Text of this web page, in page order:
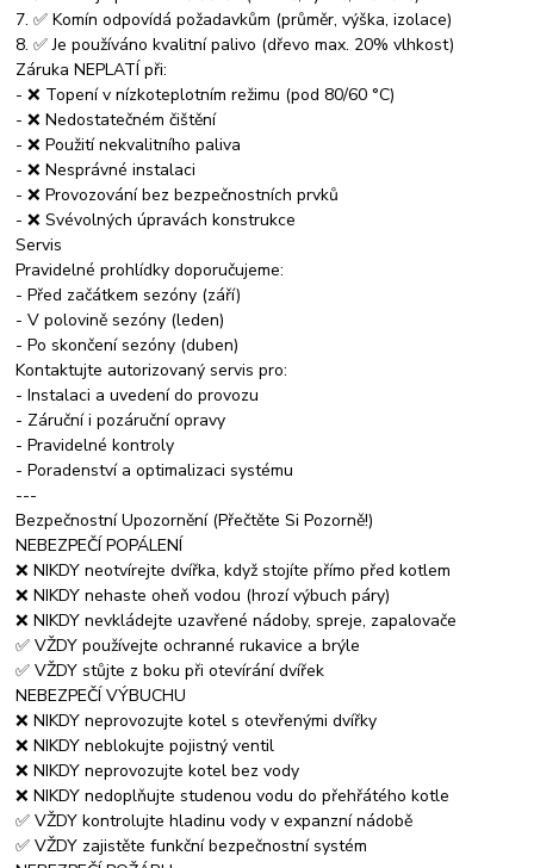
7. ✅ Komín odpovídá požadavkům (průměr, výška, izolace)
8. ✅ Je používáno kvalitní palivo (dřevo max. 20% vlhkost)
Záruka NEPLATÍ při:
- ❌ Topení v nízkoteplotním režimu (pod 80/60 °C)
- ❌ Nedostatečném čištění
- ❌ Použití nekvalitního paliva
- ❌ Nesprávné instalaci
- ❌ Provozování bez bezpečnostních prvků
- ❌ Svévolných úpravách konstrukce
Servis
Pravidelné prohlídky doporučujeme:
- Před začátkem sezóny (září)
- V polovině sezóny (leden)
- Po skončení sezóny (duben)
Kontaktujte autorizovaný servis pro:
- Instalaci a uvedení do provozu
- Záruční i pozáruční opravy
- Pravidelné kontroly
- Poradenství a optimalizaci systému
---
Bezpečnostní Upozornění (Přečtěte Si Pozorně!)
NEBEZPEČÍ POPÁLENÍ
❌ NIKDY neotvírejte dvířka, když stojíte přímo před kotlem
❌ NIKDY nehaste oheň vodou (hrozí výbuch páry)
❌ NIKDY nevkládejte uzavřené nádoby, spreje, zapalovače
✅ VŽDY používejte ochranné rukavice a brýle
✅ VŽDY stůjte z boku při otevírání dvířek
NEBEZPEČÍ VÝBUCHU
❌ NIKDY neprovozujte kotel s otevřenými dvířky
❌ NIKDY neblokujte pojistný ventil
❌ NIKDY neprovozujte kotel bez vody
❌ NIKDY nedoplňujte studenou vodu do přehřátého kotle
✅ VŽDY kontrolujte hladinu vody v expanzní nádobě
✅ VŽDY zajistěte funkční bezpečnostní systém